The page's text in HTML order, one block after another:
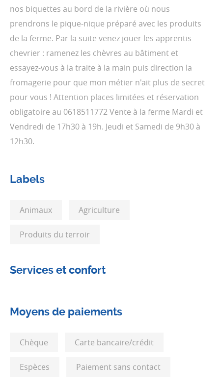
nos biquettes au bord de la rivière où nous
prendrons le pique-nique préparé avec les produits
de la ferme. Par la suite venez jouer les apprentis
chevrier : ramenez les chèvres au bâtiment et
essayez-vous à la traite à la main puis direction la
fromagerie pour que mon métier n'ait plus de secret
pour vous ! Attention places limitées et réservation
obligatoire au 0618511772 Vente à la ferme Mardi et
Vendredi de 17h30 à 19h. Jeudi et Samedi de 9h30 à
12h30.
Labels
Animaux Agriculture
Produits du terroir
Services et confort
Moyens de paiements
Chèque Carte bancaire/crédit
Espèces Paiement sans contact